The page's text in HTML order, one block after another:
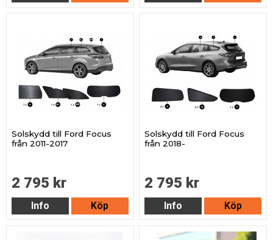
Solskydd till Ford Focus
från 2011-2017
2 795 kr
Info Köp
Solskydd till Ford Focus
från 2018-
2 795 kr
Info Köp